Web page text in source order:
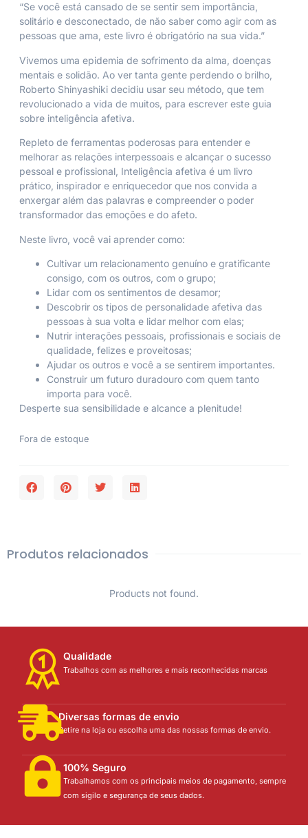
“Se você está cansado de se sentir sem importância,
solitário e desconectado, de não saber como agir com as
pessoas que ama, este livro é obrigatório na sua vida.”
Vivemos uma epidemia de sofrimento da alma, doenças
mentais e solidão. Ao ver tanta gente perdendo o brilho,
Roberto Shinyashiki decidiu usar seu método, que tem
revolucionado a vida de muitos, para escrever este guia
sobre inteligência afetiva.
Repleto de ferramentas poderosas para entender e
melhorar as relações interpessoais e alcançar o sucesso
pessoal e profissional, Inteligência afetiva é um livro
prático, inspirador e enriquecedor que nos convida a
enxergar além das palavras e compreender o poder
transformador das emoções e do afeto.
Neste livro, você vai aprender como:
Cultivar um relacionamento genuíno e gratificante
consigo, com os outros, com o grupo;
Lidar com os sentimentos de desamor;
Descobrir os tipos de personalidade afetiva das
pessoas à sua volta e lidar melhor com elas;
Nutrir interações pessoais, profissionais e sociais de
qualidade, felizes e proveitosas;
Ajudar os outros e você a se sentirem importantes.
Construir um futuro duradouro com quem tanto
importa para você.
Desperte sua sensibilidade e alcance a plenitude!
Fora de estoque
Produtos relacionados
Products not found.
Qualidade
Trabalhos com as melhores e mais reconhecidas marcas
Diversas formas de envio
Retire na loja ou escolha uma das nossas formas de envio.
100% Seguro
Trabalhamos com os principais meios de pagamento, sempre
com sigilo e segurança de seus dados.